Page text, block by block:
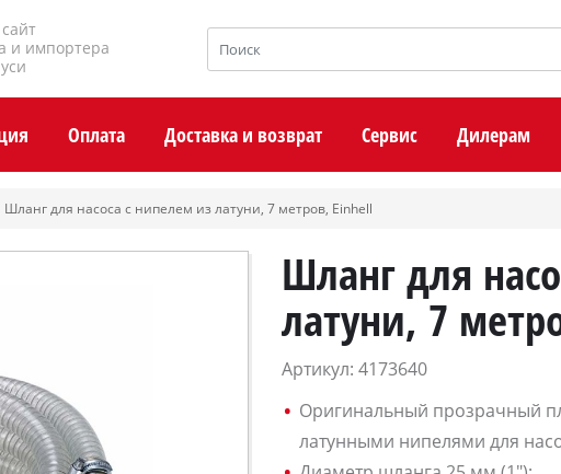
и импортера
Оплата Доставка и возврат Сервис Дилерам
Шланг для насоса с нипелем из латуни, 7 метров, Einhell
Шланг для
латуни, 7
Артикул: 4173640
Оригинальный прозрачный
латунными нипелями для